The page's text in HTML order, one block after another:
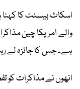
اسکاٹ بیسنٹ کا
والے امریکا چین
ہے۔ جس کا جائزہ لے
انھوں نے مذاکرات کو